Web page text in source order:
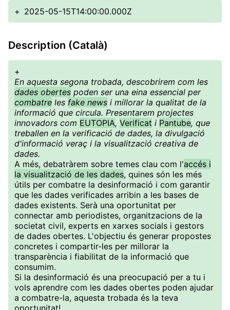
+ 2025-05-15T14:00:00.000Z
Description (Català)
+
En aquesta segona trobada, descobrirem com les
dades obertes poden ser una eina essencial per
combatre les fake news i millorar la qualitat de la
informació que circula. Presentarem projectes
innovadors com EUTOPIA, Verificat i Pantube, que
treballen en la verificació de dades, la divulgació
d'informació veraç i la visualització creativa de
dades.
A més, debatràrem sobre temes clau com l'accés i
la visualització de les dades, quines són les més
útils per combatre la desinformació i com garantir
que les dades verificades arribin a les bases de
dades existents. Serà una oportunitat per
connectar amb periodistes, organitzacions de la
societat civil, experts en xarxes socials i gestors
de dades obertes. L'objectiu és generar propostes
concretes i compartir-les per millorar la
transparència i fiabilitat de la informació que
consumim.
Si la desinformació és una preocupació per a tu i
vols aprendre com les dades obertes poden ajudar
a combatre-la, aquesta trobada és la teva
oportunitat!